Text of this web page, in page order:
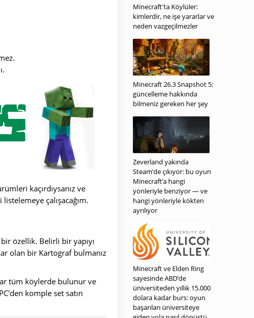
kaçırdıysanız ve
çalışacağım.
özellik. Belirli bir yapıyı
olan bir Kartograf bulmanız
tüm köylerde bulunur ve
komple set satın
Minecraft'ta Köylüler:
kimlerdir, ne işe yararlar ve
neden vazgeçilmezler
Minecraft 26.3 Snapshot 5:
güncelleme hakkında
bilmeniz gereken her şey
Zeverland yakında
Steam’de çıkıyor: bu oyun
Minecraft’a hangi
yönleriyle benziyor — ve
hangi yönleriyle kökten
ayrılıyor
Minecraft ve Elden Ring
sayesinde ABD’de
üniversiteden yıllık 15.000
dolara kadar burs: oyun
başarıları üniversiteye